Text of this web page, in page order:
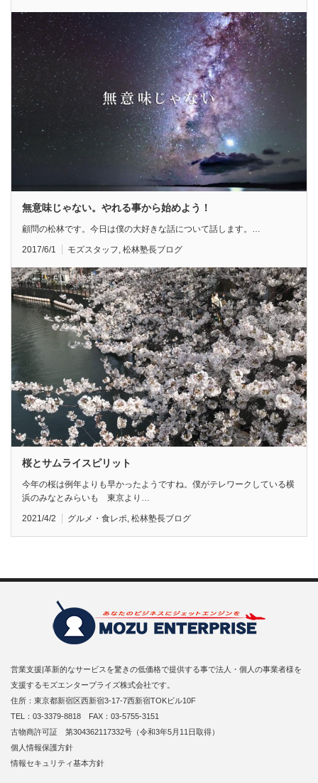
無意味じゃない。やれる事から始めよう！
顧問の松林です。今日は僕の大好きな話について話します。…
2017/6/1 モズスタッフ 松林塾長ブログ
桜とサムライスピリット
今年の桜は例年よりも早かったようですね。僕がテレワークしている横
浜のみなとみらいも 東京より…
2021/4/2 グルメ・食レポ, 松林塾長ブログ
営業支援|革新的なサービスを驚きの低価格で提供する事で法人・個人の事業者様を
支援するモズエンタープライズ株式会社です。
住所：東京都新宿区西新宿3-17-7西新宿TOKビル10F
TEL：03-3379-8818 FAX：03-5755-3151
古物商許可証 第304362117332号（令和3年5月11日取得）
個人情報保護方針
情報セキュリティ基本方針